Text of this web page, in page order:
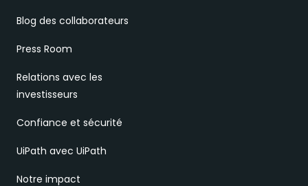
Blog des collaborateurs
Press Room
Relations avec les
investisseurs
Confiance et sécurité
UiPath avec UiPath
Notre impact